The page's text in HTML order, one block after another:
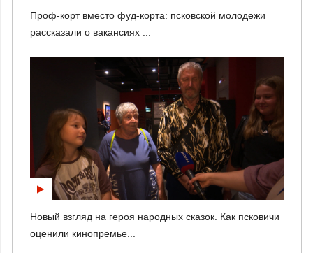
Проф-корт вместо фуд-корта: псковской молодежи
рассказали о вакансиях ...
Новый взгляд на героя народных сказок. Как псковичи
оценили кинопремье...